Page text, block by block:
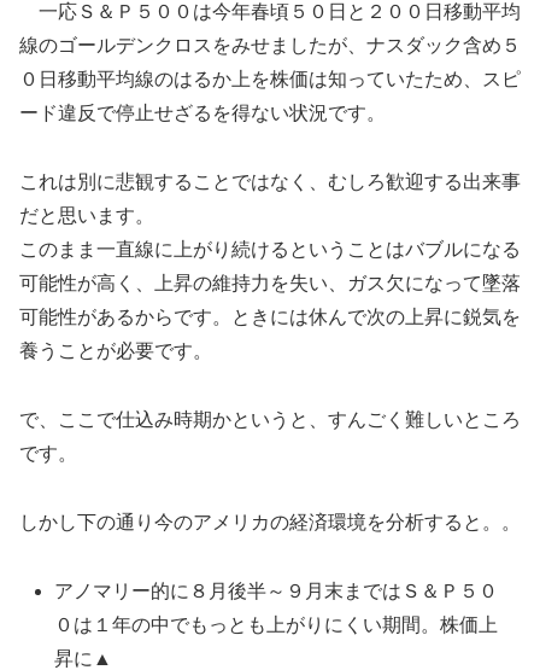
一応Ｓ＆Ｐ５００は今年春頃５０日と２００日移動平均
線のゴールデンクロスをみせましたが、ナスダック含め５
０日移動平均線のはるか上を株価は知っていたため、スピ
ード違反で停止せざるを得ない状況です。
これは別に悲観することではなく、むしろ歓迎する出来事
だと思います。
このまま一直線に上がり続けるということはバブルになる
可能性が高く、上昇の維持力を失い、ガス欠になって墜落
可能性があるからです。ときには休んで次の上昇に鋭気を
養うことが必要です。
で、ここで仕込み時期かというと、すんごく難しいところ
です。
しかし下の通り今のアメリカの経済環境を分析すると。。
アノマリー的に８月後半～９月末まではＳ＆Ｐ５０
０は１年の中でもっとも上がりにくい期間。株価上
昇に▲